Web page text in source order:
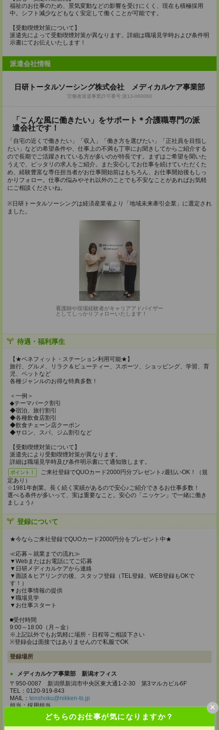
どちらのお仕事が気になりますか？
×
福祉のお仕事のため、景気変動などの影響を受けにくく、現在も積極採用
中。シフト減少などもなく安定して働くことが可能です。
【受動喫煙対策について】
派遣先によって受動喫煙対策が異なります。詳細は職場見学時および条件明
示書にてお伝えいたします！
派遣会社情報
日研トータルソーシング株式会社 メディカルケア事業部
労働者派遣事業許可番号:派13-060060
「こんな風に働きたい」をサポート＊介護職専門の派
遣会社です！
「自宅の近くで働きたい」「収入」「働き方を選びたい」「正社員を目指し
たい」などの希望条件や、仕事上の不満も丁寧にお聞きしてからご紹介する
ので長期でご活躍されている方が多いのが特長です。まずはご希望を聞いた
うえで、ピッタリの求人をご紹介。また安心してお仕事を続けていただくた
め、経験豊富な専任担当者がお仕事開始前はもちろん、お仕事開始後もしっ
かりフォロー。仕事の悩みやそれ以外のことでも不安なことがあればお気軽
にご相談くださいね。
※日研トータルソーシングは経済産業省より「地域未来牽引企業」に選定され
ました。
看護師や現場経験者がキャリアアドバイザー
としてしっかりフォローいたします！
待遇・福利厚生
【★ベネフィット・ステーション利用可能★】
旅行、グルメ、リラク＆ビューティー、スポーツ、ショッピング、学習、育
児、ペットなど
各種ジャンルのお得な特典多数！
＜一例＞
◆テーマパーク割引
◆宿泊、旅行割引
◆各種飲食店割引
◆飲食チェーン店クーポン
◆サロン、スパ、ジム割引など
【受動喫煙対策について】
派遣先により受動喫煙対策が異なります。
詳細は職場見学時及び条件明示書にて通知致します。
ポイント！
ご来社登録でQUOカード2000円分プレゼント♪週払いOK！（規
定あり）
☆1981年創業。長く続く実績があるので安心♪ご紹介できるお仕事多数！
選べる条件が多いって、実は重要なこと。安心の「ニッケン」で一緒に働き
ましょう♪
登録について
★今ならご来社登録でQUOカード2000円分をプレゼント中★
≪応募～就業までの流れ≫
▼Webまたはお電話にてご応募
▼日研メディカルケアから連絡
▼面談＆ヒアリングの後、スタッフ登録（TEL登録、WEB登録もOKで
す！）
▼お仕事情報の提供
▼職場見学
▼お仕事スタート
■受付時間
9:00～18:00（月～金）
※上記以外でもお気軽に場所・日程等ご相談下さい
※登録会は面接ではありませんので私服でOK
登録場所
メディカルケア事業部 新潟オフィス
〒950-0087 新潟県新潟市中央区東大通1-2-30 第3マルカビル6F
TEL：0120-919-843
MAIL： tenshoku@nikken-ts.jp
担当：採用担当
メディカルケア事業部 金沢オフィス